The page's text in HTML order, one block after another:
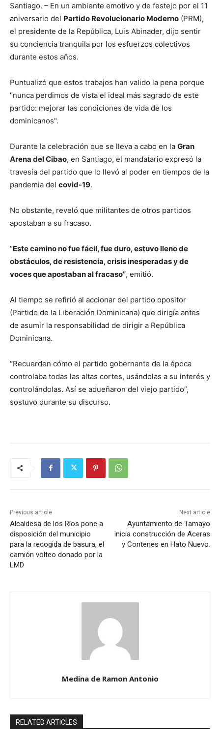
Santiago. – En un ambiente emotivo y de festejo por el 11
aniversario del Partido Revolucionario Moderno (PRM),
el presidente de la República, Luis Abinader, dijo sentir
su conciencia tranquila por los esfuerzos colectivos
durante estos años.
Puntualizó que estos trabajos han valido la pena porque
"nunca perdimos de vista el ideal más sagrado de este
partido: mejorar las condiciones de vida de los
dominicanos".
Durante la celebración que se lleva a cabo en la Gran
Arena del Cibao, en Santiago, el mandatario expresó la
travesía del partido que lo llevó al poder en tiempos de la
pandemia del covid-19.
No obstante, reveló que militantes de otros partidos
apostaban a su fracaso.
“Este camino no fue fácil, fue duro, estuvo lleno de
obstáculos, de resistencia, crisis inesperadas y de
voces que apostaban al fracaso”, emitió.
Al tiempo se refirió al accionar del partido opositor
(Partido de la Liberación Dominicana) que dirigía antes
de asumir la responsabilidad de dirigir a República
Dominicana.
“Recuerden cómo el partido gobernante de la época
controlaba todas las altas cortes, usándolas a su interés y
controlándolas. Así se adueñaron del viejo partido”,
sostuvo durante su discurso.
Previous article
Alcaldesa de los Ríos pone a
disposición del municipio
para la recogida de basura, el
camión volteo donado por la
LMD
Next article
Ayuntamiento de Tamayo
inicia construcción de Aceras
y Contenes en Hato Nuevo.
Medina de Ramon Antonio
RELATED ARTICLES